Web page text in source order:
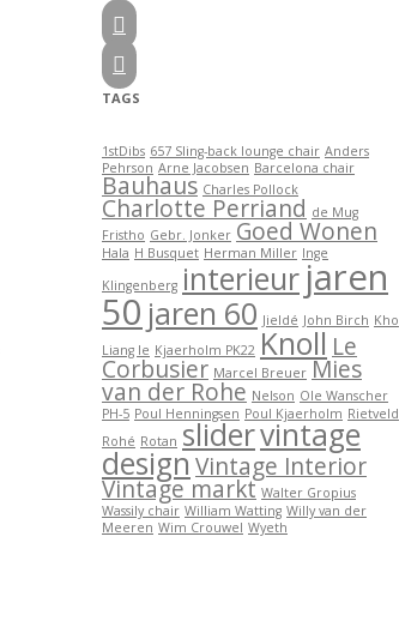


TAGS
1stDibs 657 Sling-back lounge chair Anders
Pehrson Arne Jacobsen Barcelona chair
Bauhaus Charles Pollock
Charlotte Perriand de Mug
Fristho Gebr. Jonker Goed Wonen
Hala H Busquet Herman Miller Inge
Klingenberg interieur jaren
50 jaren 60 Jieldé John Birch Kho
Liang Ie Kjaerholm PK22 Knoll Le
Corbusier Marcel Breuer Mies
van der Rohe Nelson Ole Wanscher
PH-5 Poul Henningsen Poul Kjaerholm Rietveld
Rohé Rotan slidervintage
designVintage Interior
Vintage markt Walter Gropius
Wassily chair William Watting Willy van der
Meeren Wim Crouwel Wyeth